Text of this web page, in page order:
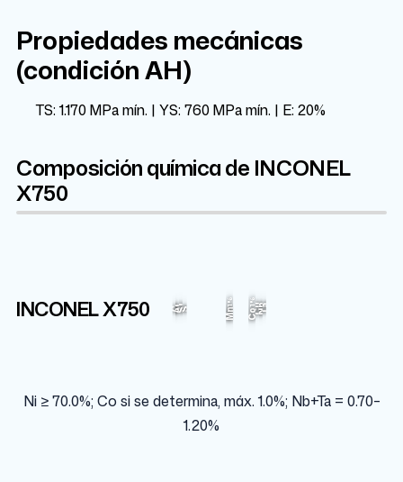
Propiedades mecánicas
(condición AH)
TS: 1.170 MPa mín. | YS: 760 MPa mín. | E: 20%
Composición química de INCONEL
X750
INCONEL X750 Cr
15.5%
Fe
7%
C
Al
Si
S Mn
1%
Co
1%
Cu
Nb
Ta
Ni ≥ 70.0%; Co si se determina, máx. 1.0%; Nb+Ta = 0.70–
1.20%